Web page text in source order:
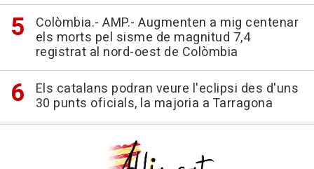
Colòmbia.- AMP.- Augmenten a mig centenar
els morts pel sisme de magnitud 7,4
registrat al nord-oest de Colòmbia
Els catalans podran veure l'eclipsi des d'uns
30 punts oficials, la majoria a Tarragona